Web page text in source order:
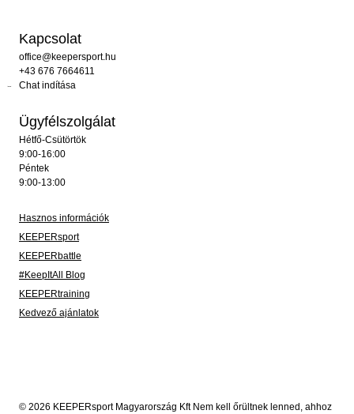
Kapcsolat
office@keepersport.hu
+43 676 7664611
Chat indítása
Ügyfélszolgálat
Hétfő-Csütörtök
9:00-16:00
Péntek
9:00-13:00
Hasznos információk
KEEPERsport
KEEPERbattle
#KeepItAll Blog
KEEPERtraining
Kedvező ajánlatok
© 2026 KEEPERsport Magyarország Kft Nem kell őrültnek lenned, ahhoz